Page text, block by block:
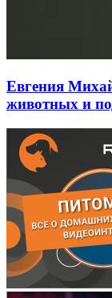
Евгения
животных и